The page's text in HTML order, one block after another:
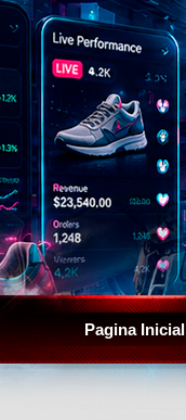
Pagina Inicial